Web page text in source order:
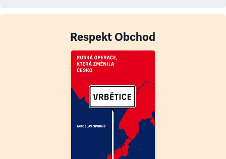
Respekt Obchod